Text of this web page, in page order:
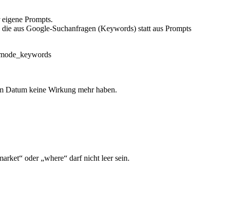
Prompts.
aus Google-Suchanfragen (Keywords) statt aus Prompts
Datum keine Wirkung mehr haben.
oder „where“ darf nicht leer sein.